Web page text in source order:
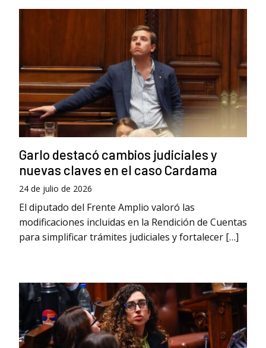
Garlo destacó cambios judiciales y
nuevas claves en el caso Cardama
24 de julio de 2026
El diputado del Frente Amplio valoró las
modificaciones incluidas en la Rendición de Cuentas
para simplificar trámites judiciales y fortalecer […]